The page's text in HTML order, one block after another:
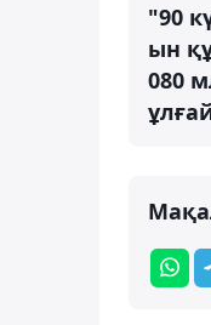
"90
ын
080